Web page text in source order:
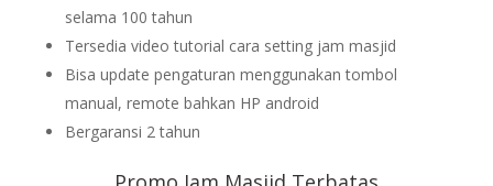
selama 100 tahun
Tersedia video tutorial cara setting jam masjid
Bisa update pengaturan menggunakan tombol
manual, remote bahkan HP android
Bergaransi 2 tahun